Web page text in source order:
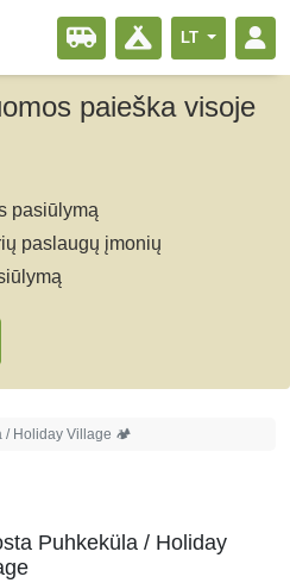
LT
paieška visoje
pasiūlymą
paslaugų įmonių
/ Holiday Village 🏕
Puhkeküla / Holiday